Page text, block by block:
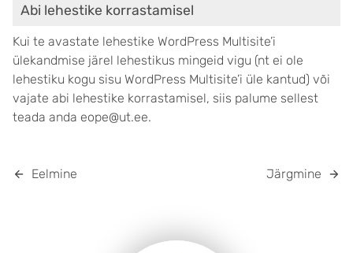
Abi lehestike korrastamisel
Kui te avastate lehestike WordPress Multisite’i
ülekandmise järel lehestikus mingeid vigu (nt ei ole
lehestiku kogu sisu WordPress Multisite’i üle kantud) või
vajate abi lehestike korrastamisel, siis palume sellest
teada anda eope@ut.ee.
Eelmine Järgmine